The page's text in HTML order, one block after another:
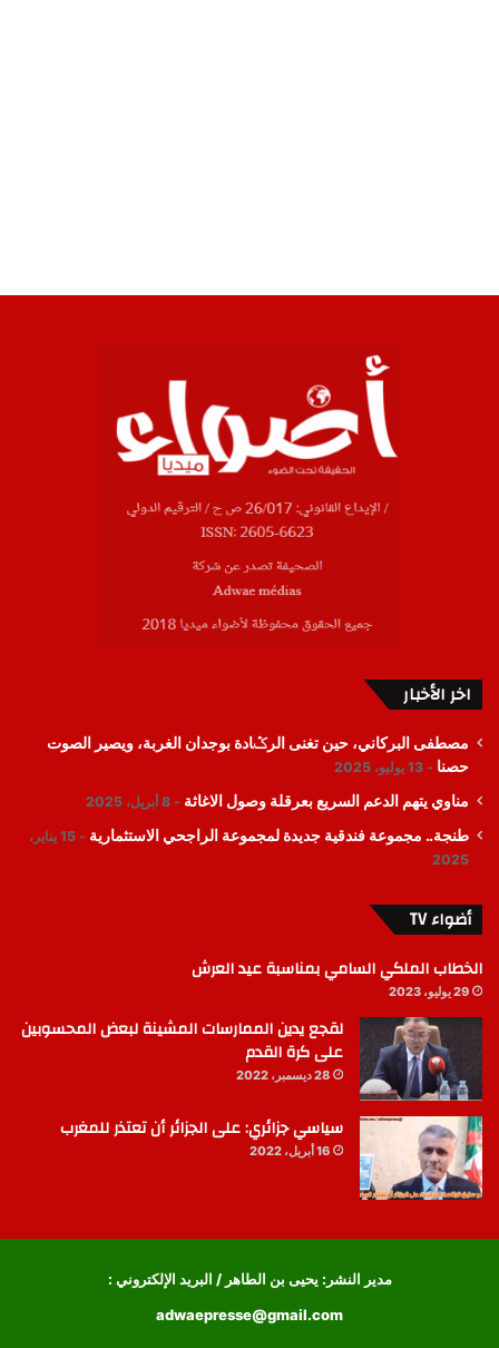
اخر الأخبار
مصطفى البركاني، حين تغنى الرݣادة بوجدان الغربة، ويصير الصوت
حصنا
13 يوليو، 2025
مناوي يتهم الدعم السريع بعرقلة وصول الاغاثة 8 أبريل، 2025
طنجة.. مجموعة فندقية جديدة لمجموعة الراجحي الاستثمارية
15 يناير،
2025
أضواء TV
الخطاب الملكي السامي بمناسبة عيد العرش
29 يوليو، 2023
لقجع يدين الممارسات المشينة لبعض المحسوبين
على كرة القدم
28 ديسمبر، 2022
سياسي جزائري: على الجزائر أن تعتذر للمغرب
16 أبريل، 2022
مدير النشر: يحيى بن الطاهر / البريد الإلكتروني :
adwaepresse@gmail.com